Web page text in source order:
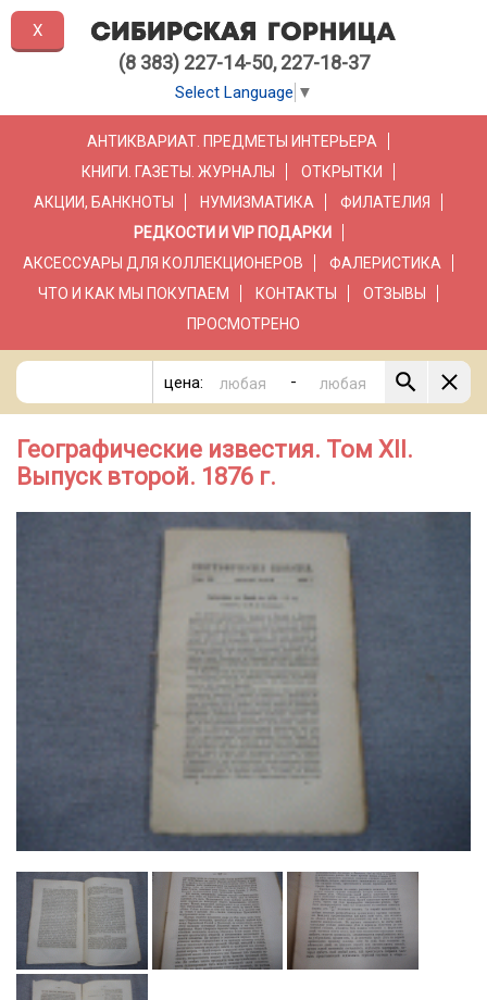
(8 383) 227-14-50, 227-18-37
Select Language ▼
АНТИКВАРИАТ. ПРЕДМЕТЫ ИНТЕРЬЕРА
КНИГИ. ГАЗЕТЫ. ЖУРНАЛЫ
ОТКРЫТКИ
АКЦИИ, БАНКНОТЫ
НУМИЗМАТИКА
ФИЛАТЕЛИЯ
РЕДКОСТИ И VIP ПОДАРКИ
АКСЕССУАРЫ ДЛЯ КОЛЛЕКЦИОНЕРОВ
ФАЛЕРИСТИКА
ЧТО И КАК МЫ ПОКУПАЕМ
КОНТАКТЫ
ОТЗЫВЫ
ПРОСМОТРЕНО
цена: -
Географические известия. Том XII.
Выпуск второй. 1876 г.
X